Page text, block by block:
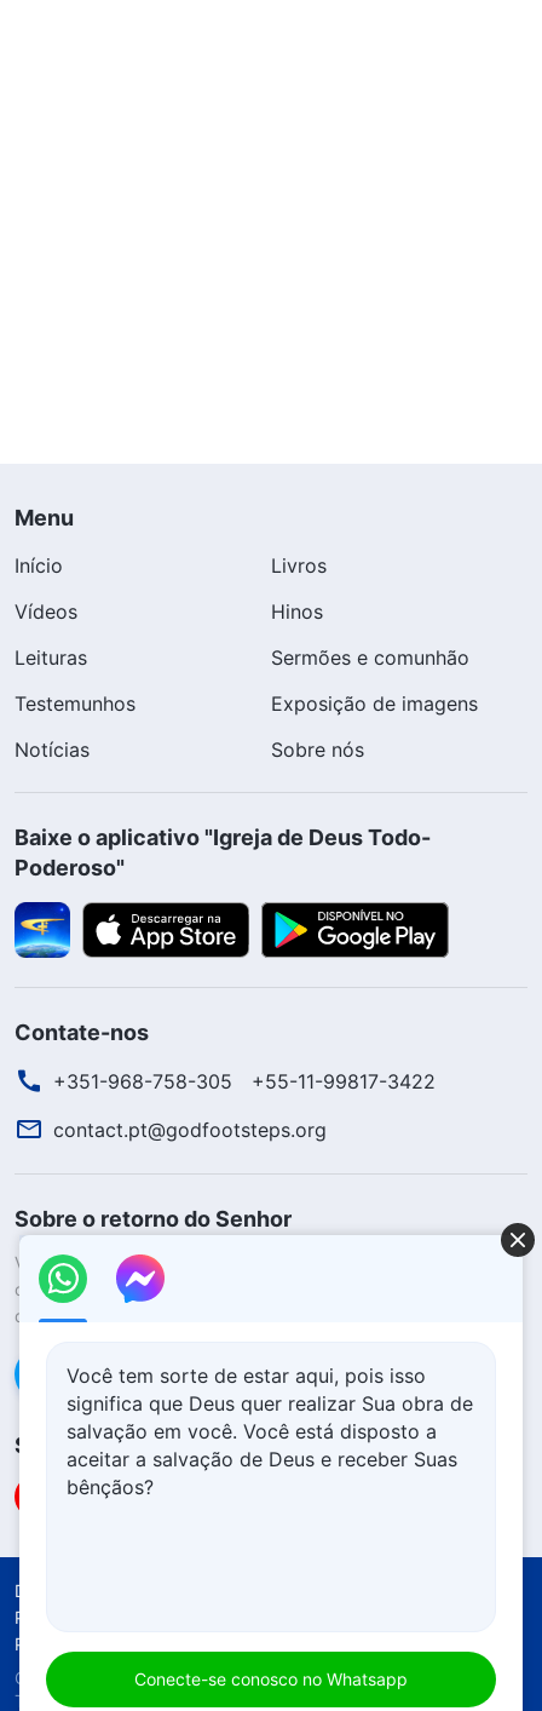
Menu
Início
Livros
Vídeos
Hinos
Leituras
Sermões e comunhão
Testemunhos
Exposição de imagens
Notícias
Sobre nós
Baixe o aplicativo "Igreja de Deus Todo-
Poderoso"
Contate-nos
+351-968-758-305
+55-11-99817-3422
contact.pt@godfootsteps.org
Sobre o retorno do Senhor
Você quer dar as boas-vindas ao retorno do Senhor para ter a
oportunidade de receber a proteção de Deus durante os
desastres?
Conecte-se conosco no Messenger
Siga-nos
Declaração Solene
Política de Privacidade
Política de Cookies
Copyright © 2026Igreja de Deus Todo-Poderoso.
Todos os direitos reservados.
Você tem sorte de estar aqui, pois isso
significa que Deus quer realizar Sua obra de
salvação em você. Você está disposto a
aceitar a salvação de Deus e receber Suas
bênçãos?
Conecte-se conosco no Whatsapp